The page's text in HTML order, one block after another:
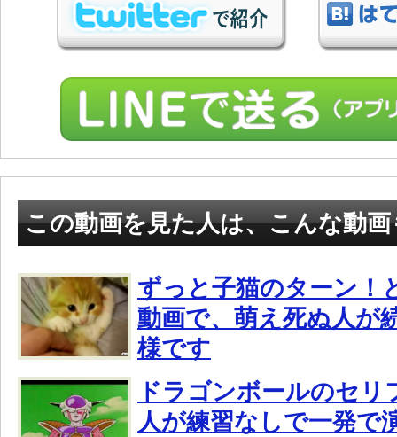
この動画を見た人は、こんな動
ずっと子猫のターン！
動画で、萌え死ぬ人が
様です
ドラゴンボールのセリ
人が練習なしで一発で